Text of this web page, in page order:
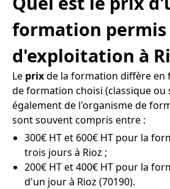
formation permis
d'exploitation à
Le prixde la formation diffère en
de formation choisi (classique ou
également de l'organisme de
sont souvent compris entre :
300€ HT et 600€ HT pour la
trois jours à Rioz ;
200€ HT et 400€ HT pour la
d'un jour à Rioz (70190).